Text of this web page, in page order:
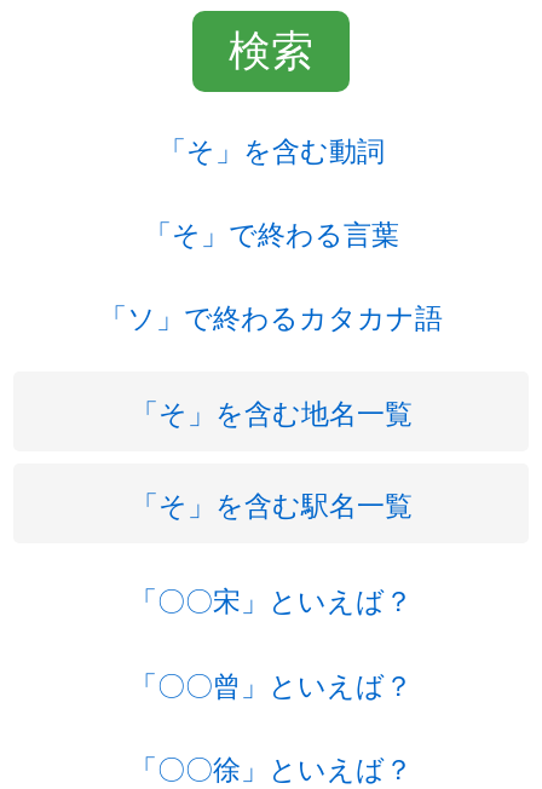
「そ」を含む動詞
「そ」で終わる言葉
「ソ」で終わるカタカナ語
「そ」を含む地名一覧
「そ」を含む駅名一覧
「〇〇宋」といえば？
「〇〇曾」といえば？
「〇〇徐」といえば？